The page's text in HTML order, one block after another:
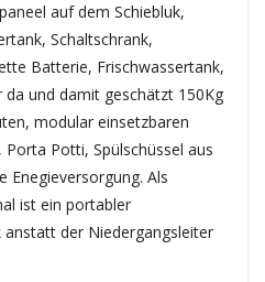
auf dem Schiebluk,
Schaltschrank,
Batterie, Frischwassertank,
da und damit geschätzt 150Kg
modular einsetzbaren
Potti, Spülschüssel aus
Enegieversorgung. Als
ist ein portabler
anstatt der Niedergangsleiter